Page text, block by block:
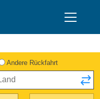
Andere Rückfahrt